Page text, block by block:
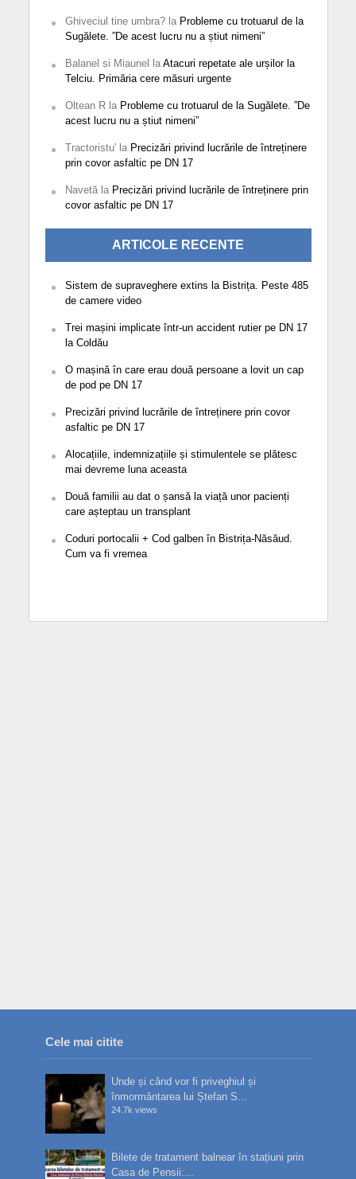
Ghiveciul tine umbra?la Probleme cu trotuarul de la
Sugălete. ”De acest lucru nu a știut nimeni”
Balanel si Miaunel la Atacuri repetate ale urșilor la
Telciu. Primăria cere măsuri urgente
Oltean Rla Probleme cu trotuarul de la Sugălete. ”De
acest lucru nu a știut nimeni”
Tractoristu'la Precizări privind lucrările de întreținere
prin covor asfaltic pe DN 17
Navetăla Precizări privind lucrările de întreținere prin
covor asfaltic pe DN 17
ARTICOLE RECENTE
Sistem de supraveghere extins la Bistrița. Peste 485
de camere video
Trei mașini implicate într-un accident rutier pe DN 17
la Coldău
O mașină în care erau două persoane a lovit un cap
de pod pe DN 17
Precizări privind lucrările de întreținere prin covor
asfaltic pe DN 17
Alocațiile, indemnizațiile și stimulentele se plătesc
mai devreme luna aceasta
Două familii au dat o șansă la viață unor pacienți
care așteptau un transplant
Coduri portocalii + Cod galben în Bistrița-Năsăud.
Cum va fi vremea
Cele mai citite
Unde și când vor fi priveghiul și
înmormântarea lui Ștefan S...
24.7k views
Bilete de tratament balnear în stațiuni prin
Casa de Pensii:...